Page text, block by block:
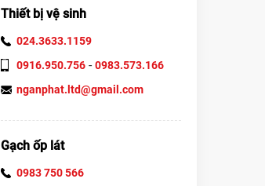
Thiết bị vệ sinh
024.3633.1159
0916.950.756 - 0983.573.166
nganphat.ltd@gmail.com
Gạch ốp lát
0983 750 566